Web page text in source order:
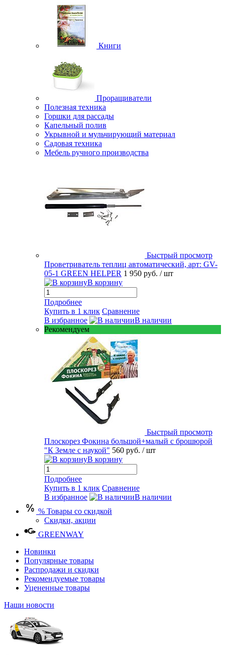
Книги
Проращиватели
Полезная техника
Горшки для рассады
Капельный полив
Укрывной и мульчирующий материал
Садовая техника
Мебель ручного производства
Быстрый просмотр
Проветриватель теплиц автоматический, арт: GV-
05-1 GREEN HELPER 1 950 руб. / шт
В корзину
Подробнее
Купить в 1 клик Сравнение
В избранное
В наличии
Рекомендуем
Быстрый просмотр
Плоскорез Фокина большой+малый с брошюрой
"К Земле с наукой" 560 руб. / шт
В корзину
Подробнее
Купить в 1 клик Сравнение
В избранное
В наличии
% Товары со скидкой
Скидки, акции
GREENWAY
Новинки
Популярные товары
Распродажи и скидки
Рекомендуемые товары
Уцененные товары
Наши новости